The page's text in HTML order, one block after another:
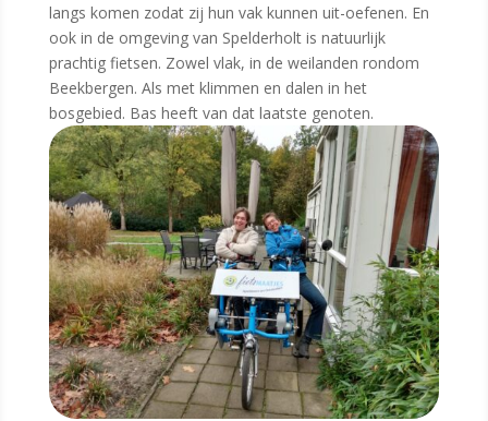
langs komen zodat zij hun vak kunnen uit-oefenen. En
ook in de omgeving van Spelderholt is natuurlijk
prachtig fietsen. Zowel vlak, in de weilanden rondom
Beekbergen. Als met klimmen en dalen in het
bosgebied. Bas heeft van dat laatste genoten.